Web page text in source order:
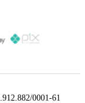
0001-61